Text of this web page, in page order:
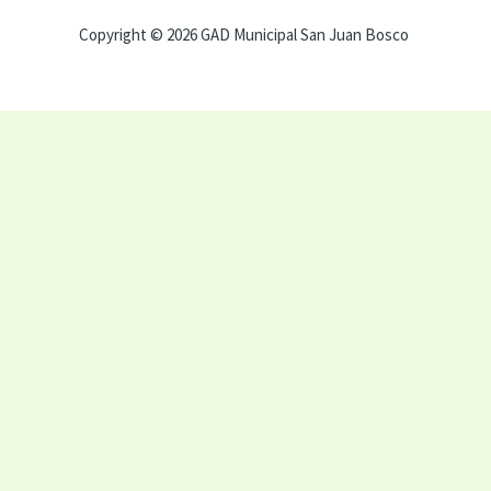
Copyright © 2026 GAD Municipal San Juan Bosco